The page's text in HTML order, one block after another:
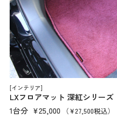
[インテリア]
LXフロアマット 深紅シリーズ
1台分 ¥25,000 （¥27,500税込）